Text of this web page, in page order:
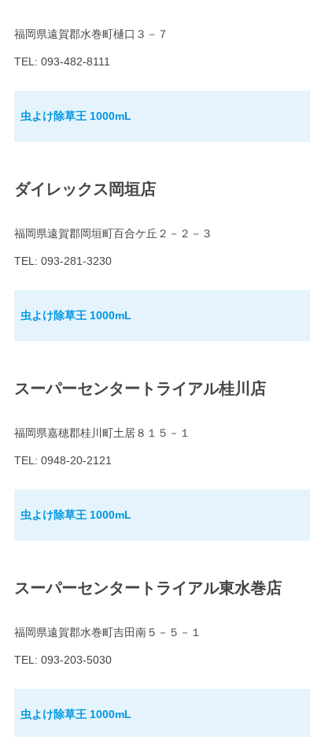
福岡県遠賀郡水巻町樋口３－７
TEL: 093-482-8111
虫よけ除草王 1000mL
ダイレックス岡垣店
福岡県遠賀郡岡垣町百合ケ丘２－２－３
TEL: 093-281-3230
虫よけ除草王 1000mL
スーパーセンタートライアル桂川店
福岡県嘉穂郡桂川町土居８１５－１
TEL: 0948-20-2121
虫よけ除草王 1000mL
スーパーセンタートライアル東水巻店
福岡県遠賀郡水巻町吉田南５－５－１
TEL: 093-203-5030
虫よけ除草王 1000mL